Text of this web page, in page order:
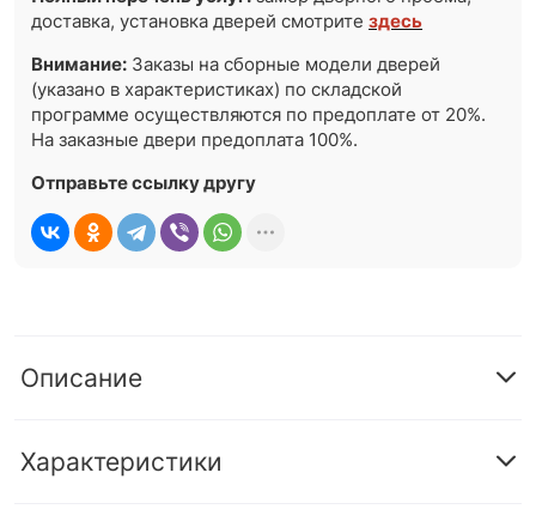
доставка, установка дверей смотритездесь
Внимание: Заказы на сборные модели дверей
(указано в характеристиках) по складской
программе осуществляются по предоплате от 20%.
На заказные двери предоплата 100%.
Отправьте ссылку другу
Описание
Характеристики